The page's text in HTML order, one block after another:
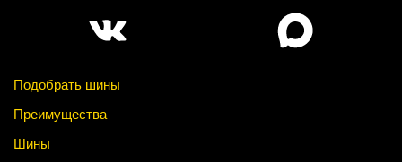
Подобрать шины
Преимущества
Шины